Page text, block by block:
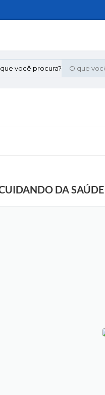
você procura?
DA